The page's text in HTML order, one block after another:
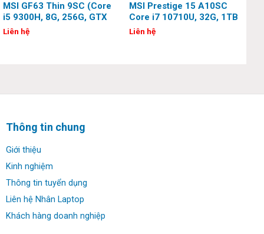
MSI GF63 Thin 9SC (Core
i5 9300H, 8G, 256G, GTX
1650, 15.6″, FHD)
Liên hệ
MSI Prestige 15 A10SC
Core i7 10710U, 32G, 1TB
Ssd, NVIDIA Geforce GTX
Liên hệ
Thông tin chung
Giới thiệu
Kinh nghiệm
Thông tin tuyển dụng
Liên hệ Nhân Laptop
Khách hàng doanh nghiệp